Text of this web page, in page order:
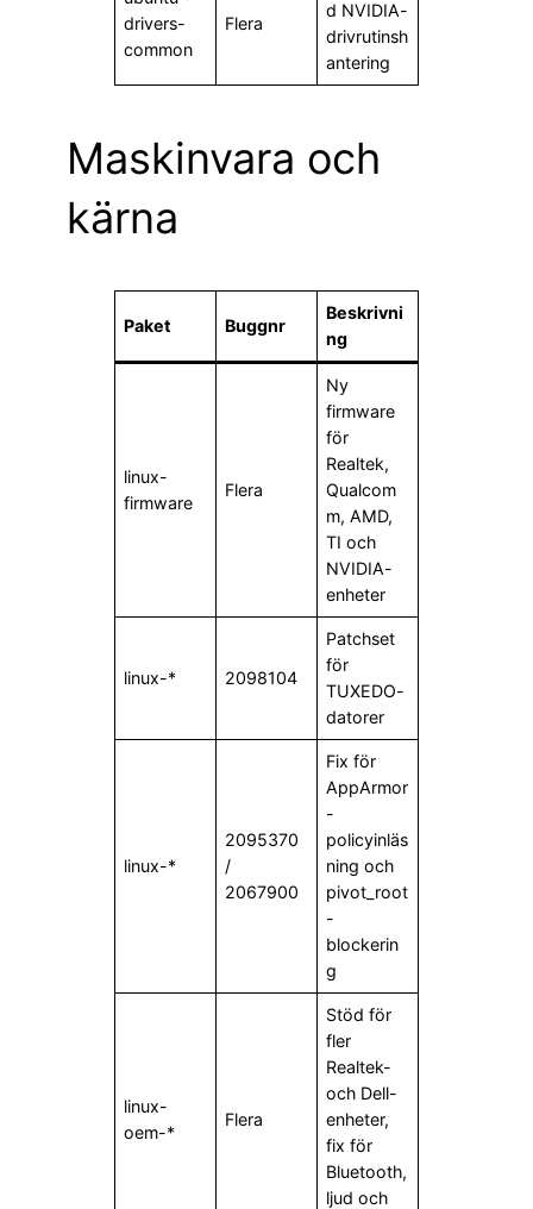
drivers-
common
Flera
d NVIDIA-
drivrutinsh
antering
Maskinvara och
kärna
Paket Buggnr
Beskrivni
ng
linux-
firmware
Flera
Ny
firmware
för
Realtek,
Qualcom
m, AMD,
TI och
NVIDIA-
enheter
linux-* 2098104
Patchset
för
TUXEDO-
datorer
linux-*
2095370
/
2067900
Fix för
AppArmor
-
policyinläs
ning och
pivot_root
-
blockerin
g
linux-
oem-*
Flera
Stöd för
fler
Realtek-
och Dell-
enheter,
fix för
Bluetooth,
ljud och